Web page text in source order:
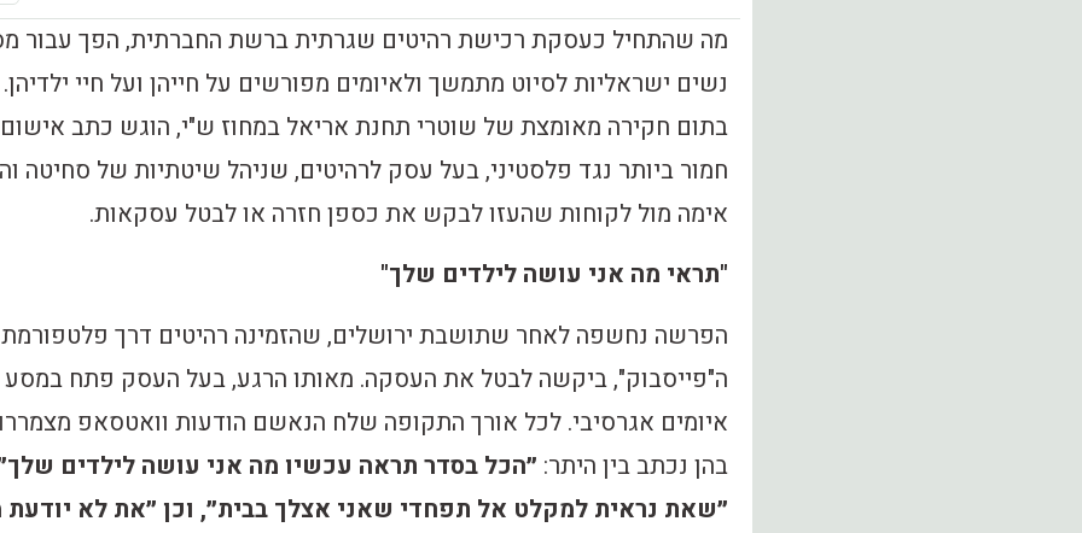
מה שהתחיל כעסקת רכישת רהיטים שגרתית ברשת החברתית, הפך עבור
נשים ישראליות לסיוט מתמשך ולאיומים מפורשים על חייהן ועל חיי ילדיהן.
בתום חקירה מאומצת של שוטרי תחנת אריאל במחוז ש"י, הוגש כתב אישום
חמור ביותר נגד פלסטיני, בעל עסק לרהיטים, שניהל שיטתיות של סחיטה
אימה מול לקוחות שהעזו לבקש את כספן חזרה או לבטל עסקאות.
"תראי מה אני עושה לילדים שלך"
הפרשה נחשפה לאחר שתושבת ירושלים, שהזמינה רהיטים דרך פלטפורמת
ה"פייסבוק", ביקשה לבטל את העסקה. מאותו הרגע, בעל העסק פתח במסע
איומים אגרסיבי. לכל אורך התקופה שלח הנאשם הודעות וואטסאפ
בהן נכתב בין היתר: ״הכל בסדר תראה עכשיו מה אני עושה לילדים
״שאת נראית למקלט אל תפחדי שאני אצלך בבית״, וכן ״את לא יודעת